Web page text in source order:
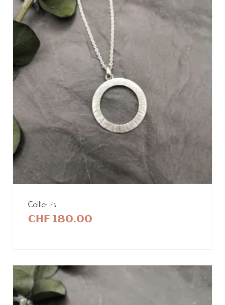
Collier Iris
CHF 180.00